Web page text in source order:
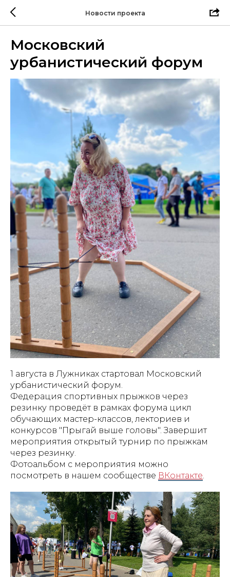
Новости проекта
Московский
урбанистический форум
1 августа в Лужниках стартовал Московский
урбанистический форум.
Федерация спортивных прыжков через
резинку проведёт в рамках форума цикл
обучающих мастер-классов, лекториев и
конкурсов "Прыгай выше головы". Завершит
мероприятия открытый турнир по прыжкам
через резинку.
Фотоальбом с мероприятия можно
посмотреть в нашем сообществе ВКонтакте.